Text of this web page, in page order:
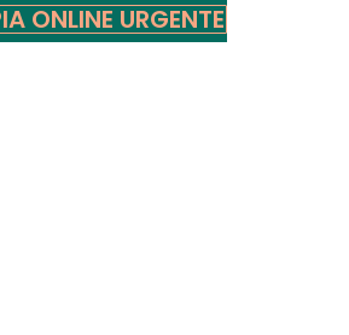
ONLINE URGENTE